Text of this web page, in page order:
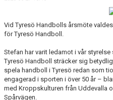
WEBBUTIK
LÄNNA SPORT - TYRESÖ CUP
Vid Tyresö Handbolls årsmöte valdes
för Tyresö Handboll.
Stefan har varit ledamot i vår
Tyresö Handboll sträcker sig
spela handboll i Tyresö redan som
engagerad i sporten i över 50 år –
med Kroppskulturen från Uddevalla
Spårvägen.